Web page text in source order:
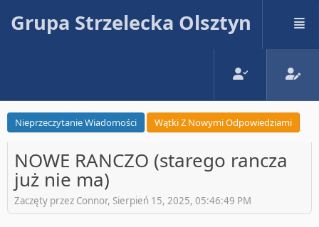
Grupa Strzelecka Olsztyn
Nieprzeczytanie Wiadomości Wątki Z Nowymi Odpowiedziami
NOWE RANCZO (starego rancza
już nie ma)
Zaczęty przez Connor, Sierpień 15, 2025, 05:46:49 PM